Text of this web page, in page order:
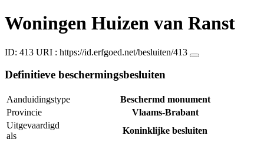
Woningen Huizen van Ranst
ID: 413 URI : https://id.erfgoed.net/besluiten/413
Definitieve beschermingsbesluiten
Aanduidingstype
Beschermd monument
Provincie
Vlaams-Brabant
Uitgevaardigd
als
Koninklijke besluiten